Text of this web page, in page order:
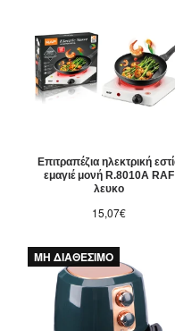
Επιτραπέζια ηλεκτρική
εμαγιέ μονή R.8010A RAF
λευκο
15,07€
ΜΗ ΔΙΑΘΕΣΙΜΟ